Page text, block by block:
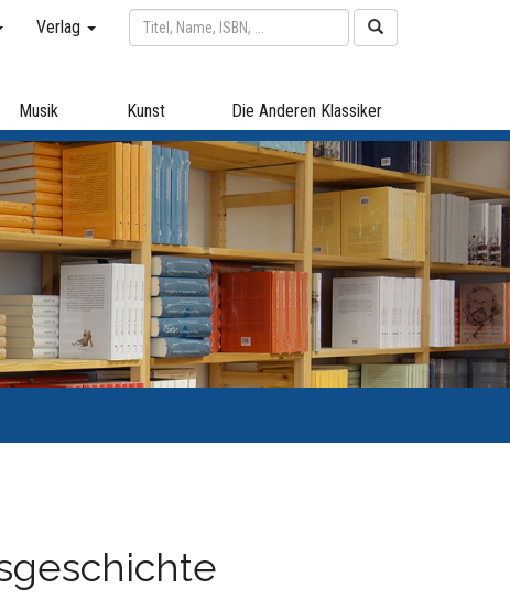
Verlag
Musik Kunst Die Anderen Klassiker